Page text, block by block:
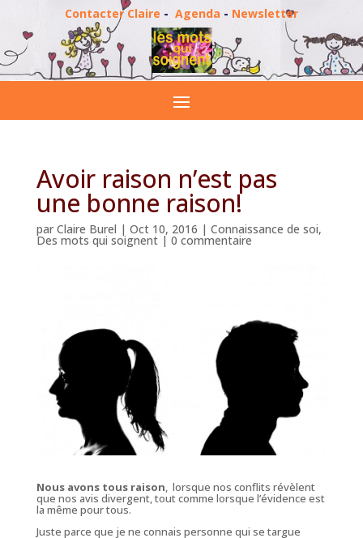
Contacter Claire - Agenda - Newsletter
Avoir raison n’est pas
une bonne raison!
par Claire Burel | Oct 10, 2016 | Connaissance de soi,
Des mots qui soignent| 0 commentaire
Nous avons tous raison, lorsque nos conflits révèlent
que nos avis divergent, tout comme lorsque l’évidence est
la même pour tous.
Juste parce que je ne connais personne qui se targue